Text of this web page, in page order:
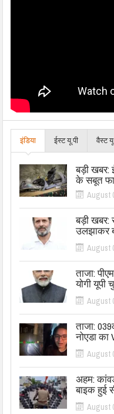
इंडिया ईस्ट यू.पी वैस्ट
बड़ी खबर:
के सबूत
August
बड़ी खबर:
उलझाकर
August
ताजा:
योगी यूपी
August
ताजा:
नोएडा
August
अहम:
बाइक हुई
August